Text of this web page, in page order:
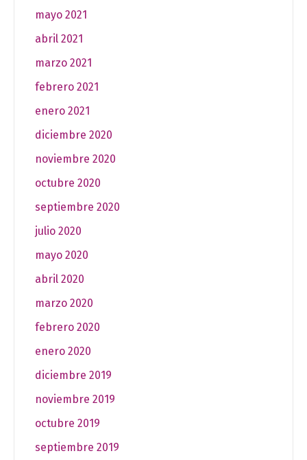
mayo 2021
abril 2021
marzo 2021
febrero 2021
enero 2021
diciembre 2020
noviembre 2020
octubre 2020
septiembre 2020
julio 2020
mayo 2020
abril 2020
marzo 2020
febrero 2020
enero 2020
diciembre 2019
noviembre 2019
octubre 2019
septiembre 2019